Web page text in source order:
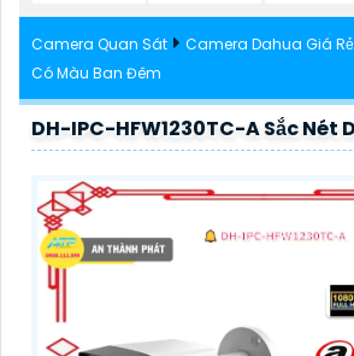
Camera Quan Sát Camera Dahua Giá Rẻ
Có Màu Ban Đêm
DH-IPC-HFW1230TC-A Sắc Nét